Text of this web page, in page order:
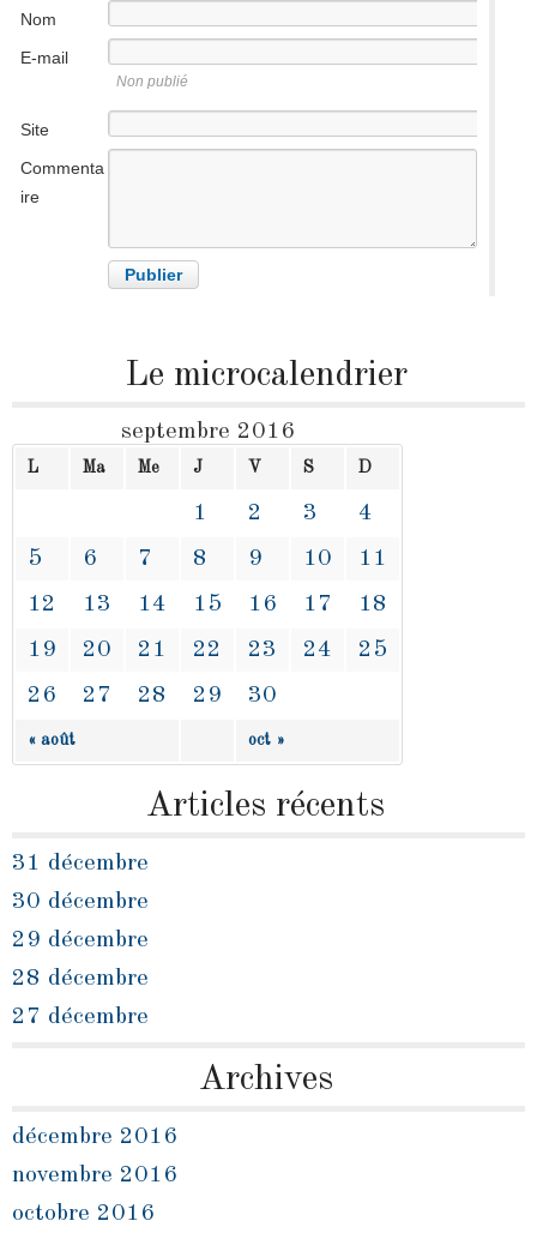
Nom
E-mail
Non publié
Site
internet
Commenta
ire
Le microcalendrier
septembre 2016
L Ma Me J V S D
« août oct »
1 2 3
4
5
6 7 8 9 10
11
12
13 14 15 16 17
18
19
20 21 22 23 24
25
26
27 28 29 30
Articles récents
31 décembre
30 décembre
29 décembre
28 décembre
27 décembre
Archives
décembre 2016
novembre 2016
octobre 2016